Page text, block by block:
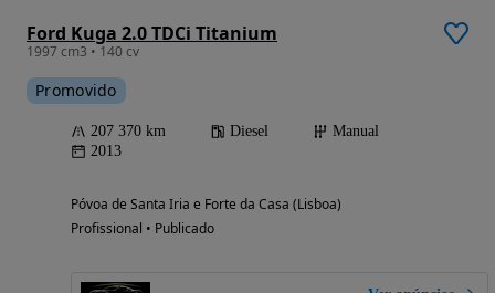
Ford Kuga 2.0 TDCi Titanium
1997 cm3 • 140 cv
Promovido
207 370 km Diesel
Manual
2013
Póvoa de Santa Iria e Forte da Casa (Lisboa)
Profissional • Publicado